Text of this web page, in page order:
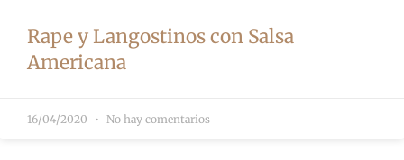
Rape y Langostinos con Salsa
Americana
16/04/2020 No hay comentarios